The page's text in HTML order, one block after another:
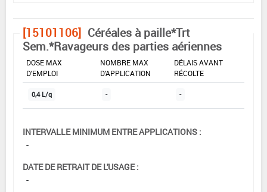
[15101106] Céréales à paille*Trt
Sem.*Ravageurs des parties aériennes
DOSE MAX
D'EMPLOI
NOMBRE MAX
D'APPLICATION
DÉLAIS AVANT
RÉCOLTE
0,4 L/q - -
INTERVALLE MINIMUM ENTRE APPLICATIONS :
-
DATE DE RETRAIT DE L'USAGE :
-